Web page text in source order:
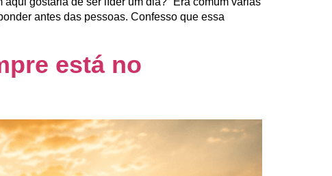
antes das pessoas. Confesso que essa
está no